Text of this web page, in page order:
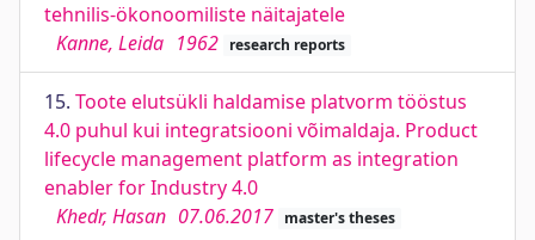
tehnilis-ökonoomiliste näitajatele
Kanne, Leida 1962 research reports
15. Toote elutsükli haldamise platvorm tööstus
4.0 puhul kui integratsiooni võimaldaja. Product
lifecycle management platform as integration
enabler for Industry 4.0
Khedr, Hasan 07.06.2017 master's theses